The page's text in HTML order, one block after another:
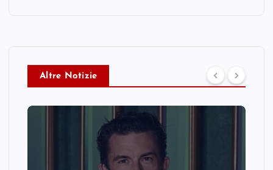
Altre Notizie